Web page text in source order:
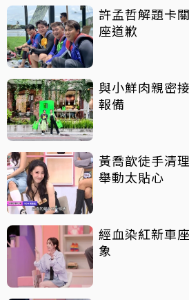
許孟哲解題卡
座道歉
與小鮮肉親密
報備
黃喬歆徒手清理嘔吐物
舉動太貼心
經血染紅新車座椅 愛雅嚇跑
象